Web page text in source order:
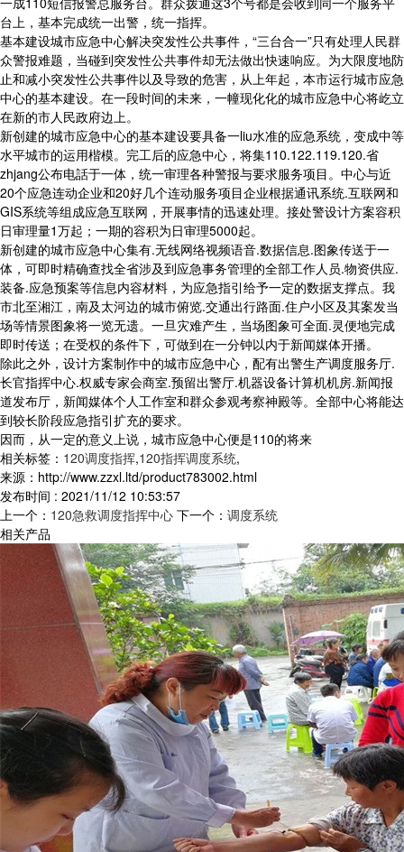
台上，基本完成统一出警，统一指挥。
基本建设城市应急中心解决突发性公共事件，“三台合一”只有处理人民群
众警报难题，当碰到突发性公共事件却无法做出快速响应。为大限度地防
止和减小突发性公共事件以及导致的危害，从上年起，本市运行城市应急
中心的基本建设。在一段时间的未来，一幢现化化的城市应急中心将屹立
在新的市人民政府边上。
新创建的城市应急中心的基本建设要具备一liu水准的应急系统，变成中等
水平城市的运用楷模。完工后的应急中心，将集110.122.119.120.省
zhjang公布电話于一体，统一审理各种警报与要求服务项目。中心与近
20个应急连动企业和20好几个连动服务项目企业根据通讯系统.互联网和
GIS系统等组成应急互联网，开展事情的迅速处理。接处警设计方案容积
日审理量1万起；一期的容积为日审理5000起。
新创建的城市应急中心集有.无线网络视频语音.数据信息.图象传送于一
体，可即时精确查找全省涉及到应急事务管理的全部工作人员.物资供应.
装备.应急预案等信息内容材料，为应急指引给予一定的数据支撑点。我
市北至湘江，南及太河边的城市俯览.交通出行路面.住户小区及其案发当
场等情景图象将一览无遗。一旦灾难产生，当场图象可全面.灵便地完成
即时传送；在受权的条件下，可做到在一分钟以内于新闻媒体开播。
除此之外，设计方案制作中的城市应急中心，配有出警生产调度服务厅.
长官指挥中心.权威专家会商室.预留出警厅.机器设备计算机机房.新闻报
道发布厅，新闻媒体个人工作室和群众参观考察神殿等。全部中心将能达
到较长阶段应急指引扩充的要求。
因而，从一定的意义上说，城市应急中心便是110的将来
相关标签： 120调度指挥,120指挥调度系统,
来源：http://www.zzxl.ltd/product783002.html
发布时间 : 2021/11/12 10:53:57
上一个： 120急救调度指挥中心 下一个： 调度系统
相关产品